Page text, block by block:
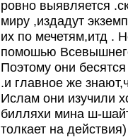
ровно выявляется
миру ,издадут
их по мечетям,итд .
помошью
Поэтому они
.и главное же
Ислам они изучили
билляхи мина ш-
толкает на действия)